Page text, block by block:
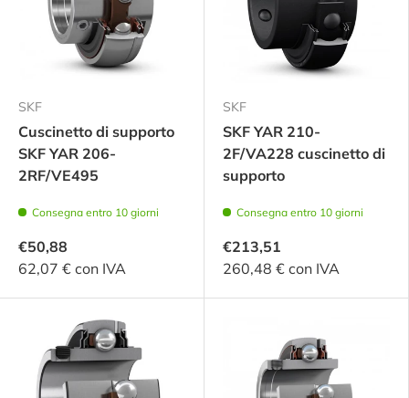
SKF
Cuscinetto di supporto
SKF YAR 206-
2RF/VE495
Consegna entro 10 giorni
€50,88
62,07 € con IVA
SKF
SKF YAR 210-
2F/VA228 cuscinetto di
supporto
Consegna entro 10 giorni
€213,51
260,48 € con IVA